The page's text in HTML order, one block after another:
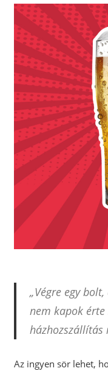
„Végre egy
nem kapok
házhozszállítás
Az ingyen sör lehet,